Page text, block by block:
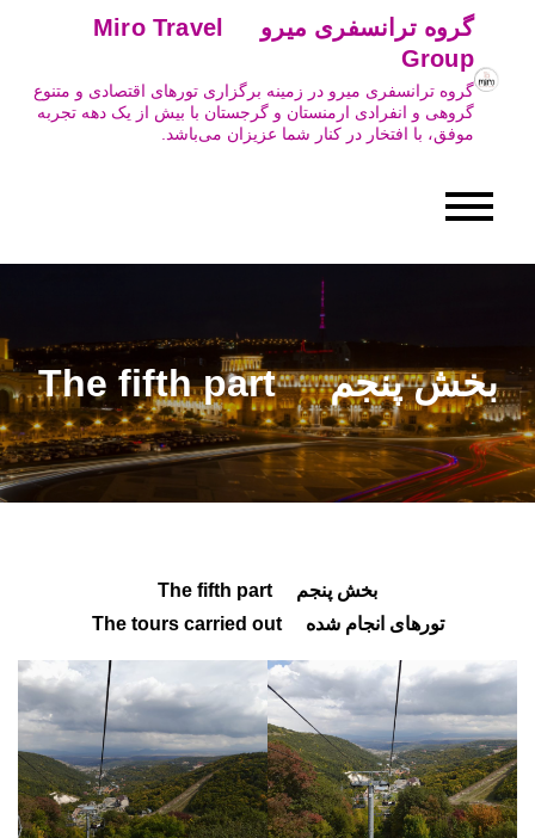
content
گروه ترانسفری میرو Miro Travel
Group
گروه ترانسفری میرو در زمینه برگزاری تورهای اقتصادی و متنوع
گروهی و انفرادی ارمنستان و گرجستان با بیش از یک دهه تجربه
موفق، با افتخار در کنار شما عزیزان می‌باشد.
بخش پنجم The fifth part
بخش پنجم The fifth part
تورهای انجام شده The tours carried out